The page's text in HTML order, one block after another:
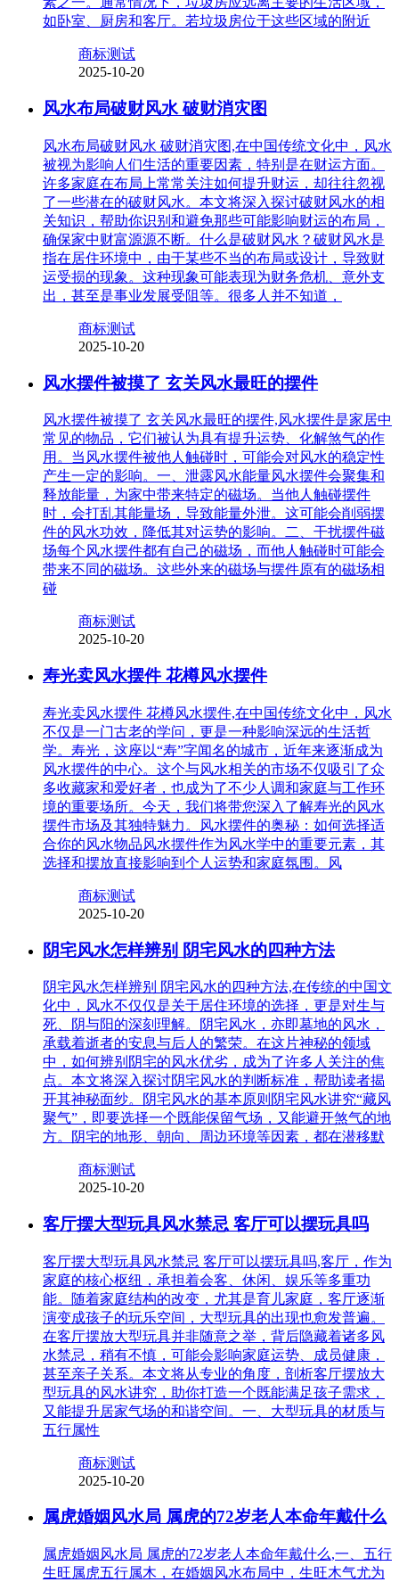
如卧室、厨房和客厅。若垃圾房位于这些区域的附近
商标测试
2025-10-20
风水布局破财风水 破财消灾图
风水布局破财风水 破财消灾图,在中国传统文化中，风水
被视为影响人们生活的重要因素，特别是在财运方面。
许多家庭在布局上常常关注如何提升财运，却往往忽视
了一些潜在的破财风水。本文将深入探讨破财风水的相
关知识，帮助你识别和避免那些可能影响财运的布局，
确保家中财富源源不断。什么是破财风水？破财风水是
指在居住环境中，由于某些不当的布局或设计，导致财
运受损的现象。这种现象可能表现为财务危机、意外支
出，甚至是事业发展受阻等。很多人并不知道，
商标测试
2025-10-20
风水摆件被摸了 玄关风水最旺的摆件
风水摆件被摸了 玄关风水最旺的摆件,风水摆件是家居中
常见的物品，它们被认为具有提升运势、化解煞气的作
用。当风水摆件被他人触碰时，可能会对风水的稳定性
产生一定的影响。一、泄露风水能量风水摆件会聚集和
释放能量，为家中带来特定的磁场。当他人触碰摆件
时，会打乱其能量场，导致能量外泄。这可能会削弱摆
件的风水功效，降低其对运势的影响。二、干扰摆件磁
场每个风水摆件都有自己的磁场，而他人触碰时可能会
带来不同的磁场。这些外来的磁场与摆件原有的磁场相
碰
商标测试
2025-10-20
寿光卖风水摆件 花樽风水摆件
寿光卖风水摆件 花樽风水摆件,在中国传统文化中，风水
不仅是一门古老的学问，更是一种影响深远的生活哲
学。寿光，这座以“寿”字闻名的城市，近年来逐渐成为
风水摆件的中心。这个与风水相关的市场不仅吸引了众
多收藏家和爱好者，也成为了不少人调和家庭与工作环
境的重要场所。今天，我们将带您深入了解寿光的风水
摆件市场及其独特魅力。风水摆件的奥秘：如何选择适
合你的风水物品风水摆件作为风水学中的重要元素，其
选择和摆放直接影响到个人运势和家庭氛围。风
商标测试
2025-10-20
阴宅风水怎样辨别 阴宅风水的四种方法
阴宅风水怎样辨别 阴宅风水的四种方法,在传统的中国文
化中，风水不仅仅是关于居住环境的选择，更是对生与
死、阴与阳的深刻理解。阴宅风水，亦即墓地的风水，
承载着逝者的安息与后人的繁荣。在这片神秘的领域
中，如何辨别阴宅的风水优劣，成为了许多人关注的焦
点。本文将深入探讨阴宅风水的判断标准，帮助读者揭
开其神秘面纱。阴宅风水的基本原则阴宅风水讲究“藏风
聚气”，即要选择一个既能保留气场，又能避开煞气的地
方。阴宅的地形、朝向、周边环境等因素，都在潜移默
商标测试
2025-10-20
客厅摆大型玩具风水禁忌 客厅可以摆玩具吗
客厅摆大型玩具风水禁忌 客厅可以摆玩具吗,客厅，作为
家庭的核心枢纽，承担着会客、休闲、娱乐等多重功
能。随着家庭结构的改变，尤其是育儿家庭，客厅逐渐
演变成孩子的玩乐空间，大型玩具的出现也愈发普遍。
在客厅摆放大型玩具并非随意之举，背后隐藏着诸多风
水禁忌，稍有不慎，可能会影响家庭运势、成员健康，
甚至亲子关系。本文将从专业的角度，剖析客厅摆放大
型玩具的风水讲究，助你打造一个既能满足孩子需求，
又能提升居家气场的和谐空间。一、大型玩具的材质与
五行属性
商标测试
2025-10-20
属虎婚姻风水局 属虎的72岁老人本命年戴什么
属虎婚姻风水局 属虎的72岁老人本命年戴什么,一、五行
生旺属虎五行属木，在婚姻风水布局中，生旺木气尤为